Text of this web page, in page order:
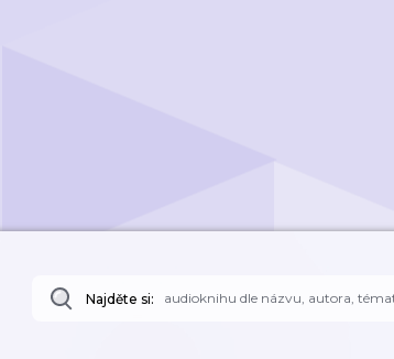
Najděte si: